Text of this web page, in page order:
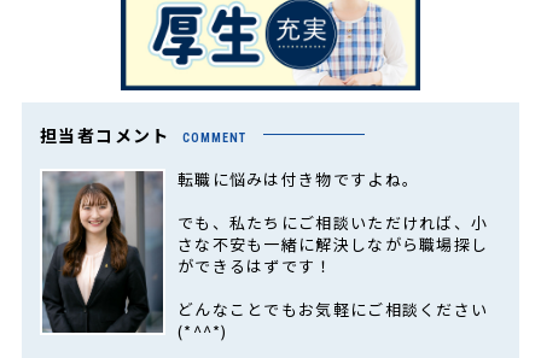
担当者コメント COMMENT
転職に悩みは付き物ですよね。
でも、私たちにご相談いただければ、小
さな不安も一緒に解決しながら職場探し
ができるはずです！
どんなことでもお気軽にご相談ください
(*^^*)